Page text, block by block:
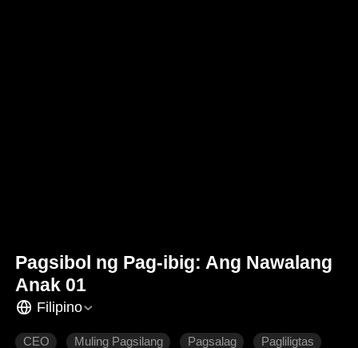
Pagsibol ng Pag-ibig: Ang Nawalang
Anak 01
Filipino
CEO Muling Pagsilang Pagsalag Pagliligtas